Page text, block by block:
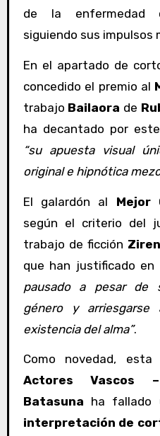
de la enfermedad
siguiendo sus impulsos
En el apartado de
concedido el premio al
trabajo Bailaora de
ha decantado por
“su apuesta visual
original e hipnótica
El galardón al Mejor
según el criterio del
trabajo de ficción Ziren
que han justificado en
pausado a pesar de
género y
existencia del alma”.
Como novedad,
Actores Vascos
Batasuna ha fallado
interpretación de